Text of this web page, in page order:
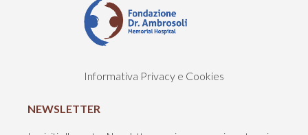
Informativa Privacy e Cookies
NEWSLETTER